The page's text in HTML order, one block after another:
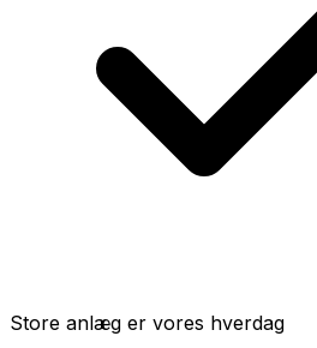
Store anlæg er vores hverdag